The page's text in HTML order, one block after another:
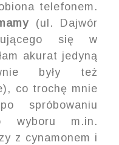
telefonem.
(ul. Dajwór
się w
akurat jedyną
były też
co trochę mnie
spróbowaniu
wyboru m.in.
z cynamonem i